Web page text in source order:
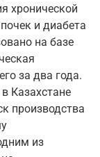
хронической
и диабета
на базе
за два года.
Казахстане
производства
из